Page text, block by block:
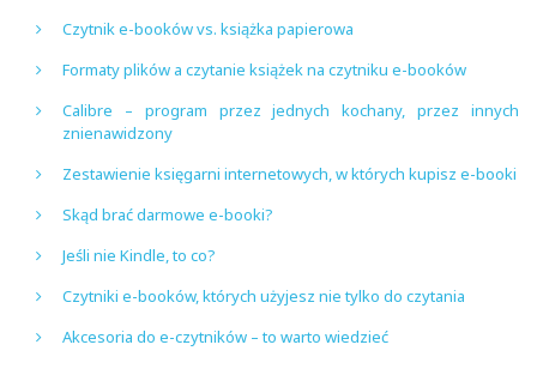
Czytnik e-booków vs. książka papierowa
Formaty plików a czytanie książek na czytniku e-booków
Calibre – program przez jednych kochany, przez innych
znienawidzony
Zestawienie księgarni internetowych, w których kupisz e-booki
Skąd brać darmowe e-booki?
Jeśli nie Kindle, to co?
Czytniki e-booków, których użyjesz nie tylko do czytania
Akcesoria do e-czytników – to warto wiedzieć